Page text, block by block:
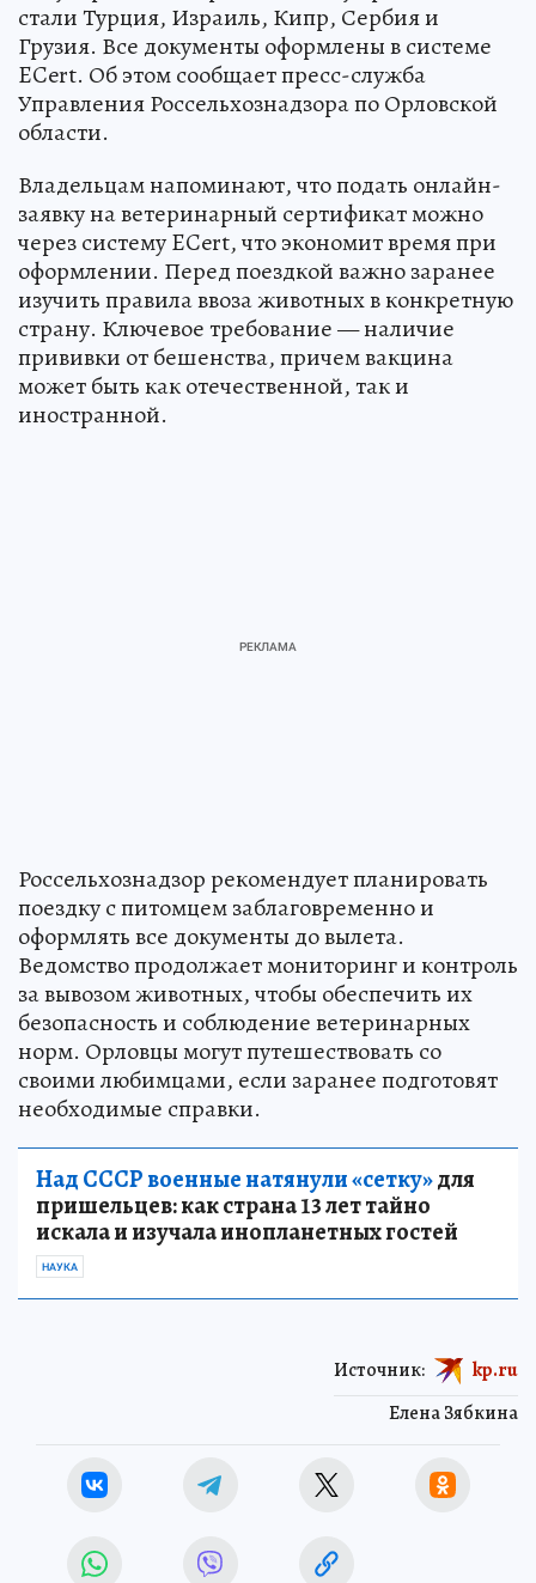
стали Турция, Израиль, Кипр, Сербия и
Грузия. Все документы оформлены в системе
ECert. Об этом сообщает пресс-служба
Управления Россельхознадзора по Орловской
области.
Владельцам напоминают, что подать онлайн-
заявку на ветеринарный сертификат можно
через систему ECert, что экономит время при
оформлении. Перед поездкой важно заранее
изучить правила ввоза животных в конкретную
страну. Ключевое требование — наличие
прививки от бешенства, причем вакцина
может быть как отечественной, так и
иностранной.
Россельхознадзор рекомендует планировать
поездку с питомцем заблаговременно и
оформлять все документы до вылета.
Ведомство продолжает мониторинг и контроль
за вывозом животных, чтобы обеспечить их
безопасность и соблюдение ветеринарных
норм. Орловцы могут путешествовать со
своими любимцами, если заранее подготовят
необходимые справки.
Над СССР военные натянули «сетку»для
пришельцев: как страна 13 лет тайно
искала и изучала инопланетных гостей
НАУКА
Елена Зябкина
Источник: kp.ru